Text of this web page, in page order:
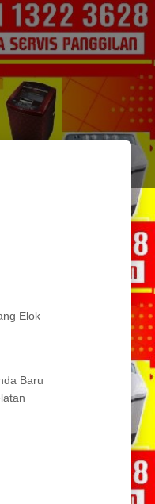
Elok
Baru